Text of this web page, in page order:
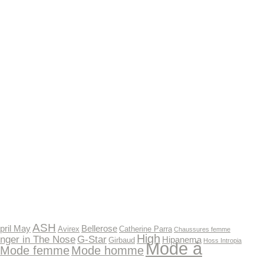
MayASH Avirex Bellerose Catherine Parra Chaussures femme
in The NoseG-Star Girbaud High Hipanema Hoss Intropia
Mode femme Mode hommeMode à